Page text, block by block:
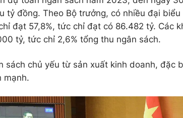
tỷ đồng. Theo Bộ trưởng, có nhiều đại
đạt 57,8%, tức chỉ đạt có 86.482 tỷ. Các
tỷ, tức chỉ 2,6% tổng thu ngân sách.
sách chủ yếu từ sản xuất kinh doanh, đặc
mạnh.